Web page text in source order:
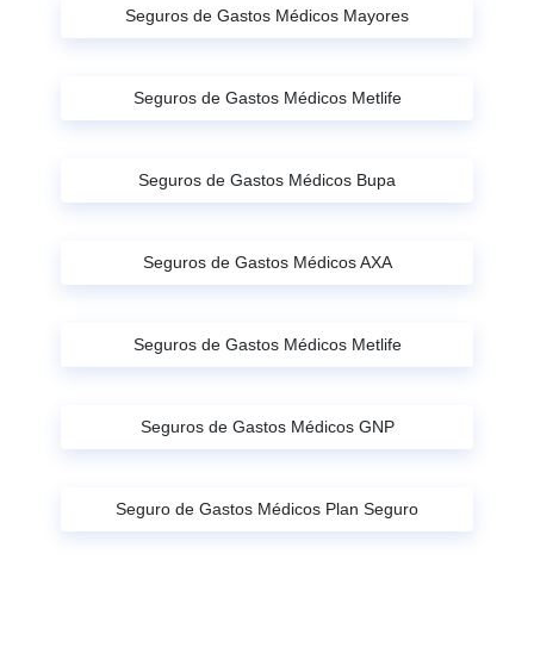
Seguros de Gastos Médicos Mayores
Seguros de Gastos Médicos Metlife
Seguros de Gastos Médicos Bupa
Seguros de Gastos Médicos AXA
Seguros de Gastos Médicos Metlife
Seguros de Gastos Médicos GNP
Seguro de Gastos Médicos Plan Seguro